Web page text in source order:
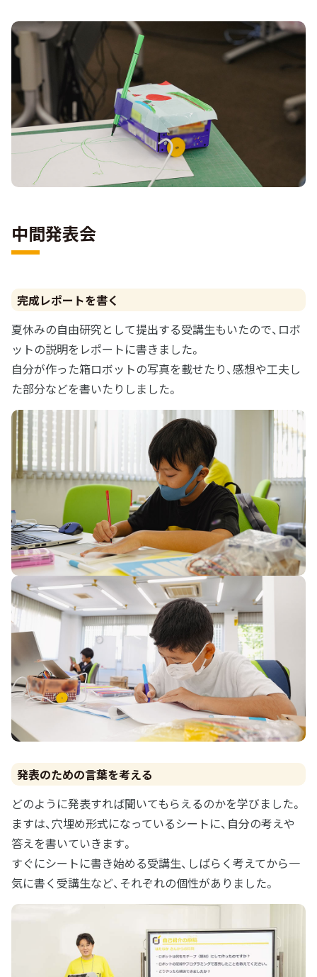
中間発表会
完成レポートを書く
夏休みの自由研究として提出する受講生もいたので、ロボ
ットの説明をレポートに書きました。
自分が作った箱ロボットの写真を載せたり、感想や工夫し
た部分などを書いたりしました。
発表のための言葉を考える
どのように発表すれば聞いてもらえるのかを学びました。
ますは、穴埋め形式になっているシートに、自分の考えや
答えを書いていきます。
すぐにシートに書き始める受講生、しばらく考えてから一
気に書く受講生など、それぞれの個性がありました。